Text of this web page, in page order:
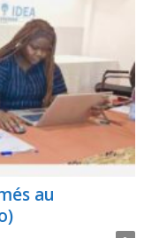
au